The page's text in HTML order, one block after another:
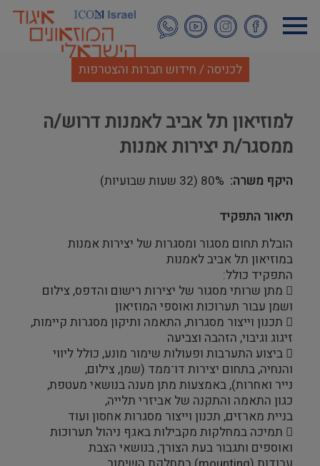
לתוכן
העיקרי
לכניסה / חידוש חברות והצטרפות
למוזיאון תל אביב לאמנות דרוש/ה
ממסגר/ת יצירות אמנות
היקף משרה 80% (32 שעות שבועיות)
תיאור התפקיד
הובלת תחום מסגור ומסגרות של יצירות אמנות
במוזיאון תל אביב לאמנות
התפקיד כולל:
 מתן שרותי מסגור של יצירות רישום והדפס, צילום
ושמן עבור תערוכות ואוספי המוזיאון
 תכנון וייצור מסגרות, התאמה ותיקון מסגרות קיימות,
זיגוג וגיבוי, הזהבה וצביעה
 ביצוע התערבות ופעולות שימור מונע, כולל ליווי
והנחיה, בתחום יצירות דו־ממד (שמן, צילום,
נייר ואחרות), באמצעות מתן מענה בנושאי מעטפת,
כגון התאמה והתקנה של אביזרי תלייה,
בניית מארזים, תכנון וייצור מסגרות אחסון ועוד
 תמיכה במחלקות מקבילות באגף ניהול תערוכות
ואוספים ותגבור בעת הצורך, בנושאי הצבת